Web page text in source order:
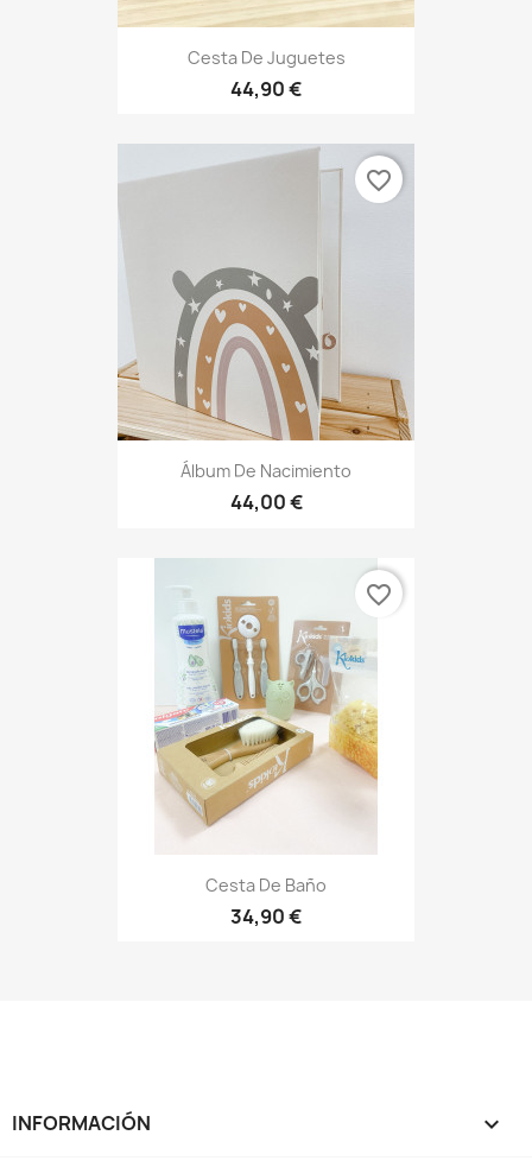
Cesta De Juguetes
44,90 €
Álbum De Nacimiento
44,00 €
favorite_border
Cesta De Baño
34,90 €
favorite_border
INFORMACIÓN 